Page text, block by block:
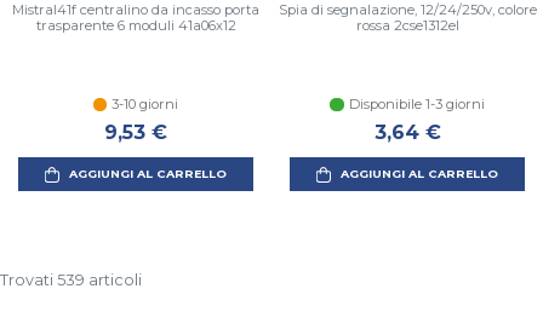
Mistral41f centralino da incasso porta
trasparente 6 moduli 41a06x12
3-10 giorni
9,53 €
AGGIUNGI AL CARRELLO
Spia di segnalazione, 12/24/250v, colore
rossa 2cse1312el
Disponibile 1-3 giorni
3,64 €
AGGIUNGI AL CARRELLO
Trovati 539 articoli